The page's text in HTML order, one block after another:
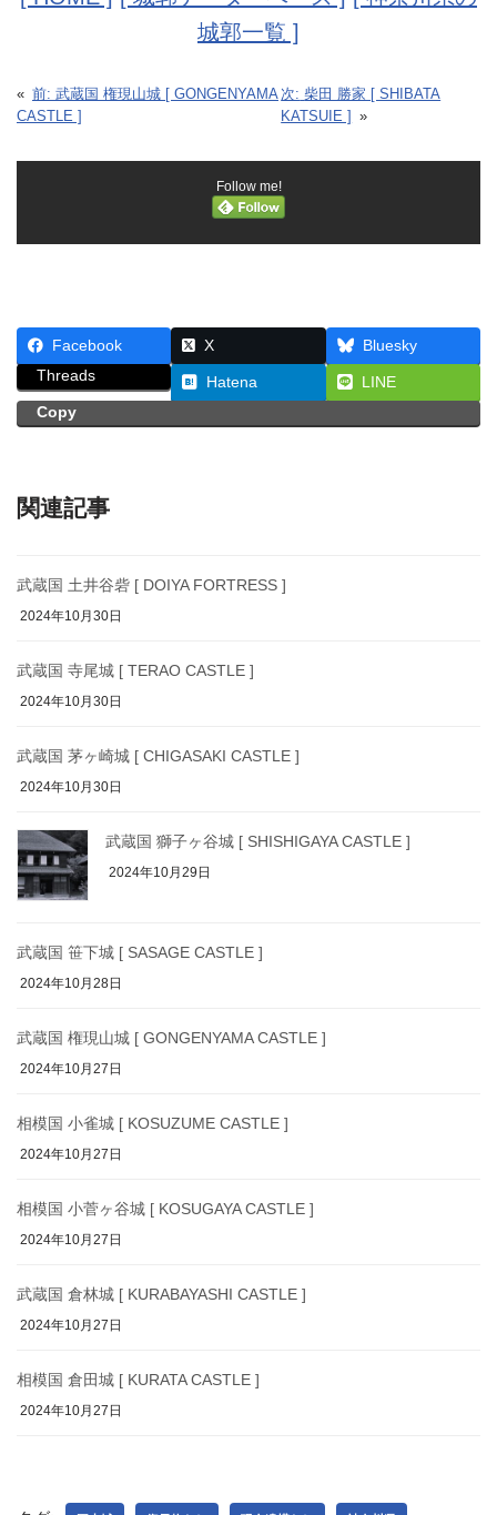
城郭一覧 ]
« 前: 武蔵国 権現山城 [ GONGENYAMA
CASTLE ]
次: 柴田 勝家 [ SHIBATA
KATSUIE ] »
Follow me!
Facebook X
Bluesky
Threads
Hatena
LINE
Copy
関連記事
武蔵国 土井谷砦 [ DOIYA FORTRESS ]
2024年10月30日
武蔵国 寺尾城 [ TERAO CASTLE ]
2024年10月30日
武蔵国 茅ヶ崎城 [ CHIGASAKI CASTLE ]
2024年10月30日
武蔵国 獅子ヶ谷城 [ SHISHIGAYA CASTLE ]
2024年10月29日
武蔵国 笹下城 [ SASAGE CASTLE ]
2024年10月28日
武蔵国 権現山城 [ GONGENYAMA CASTLE ]
2024年10月27日
相模国 小雀城 [ KOSUZUME CASTLE ]
2024年10月27日
相模国 小菅ヶ谷城 [ KOSUGAYA CASTLE ]
2024年10月27日
武蔵国 倉林城 [ KURABAYASHI CASTLE ]
2024年10月27日
相模国 倉田城 [ KURATA CASTLE ]
2024年10月27日